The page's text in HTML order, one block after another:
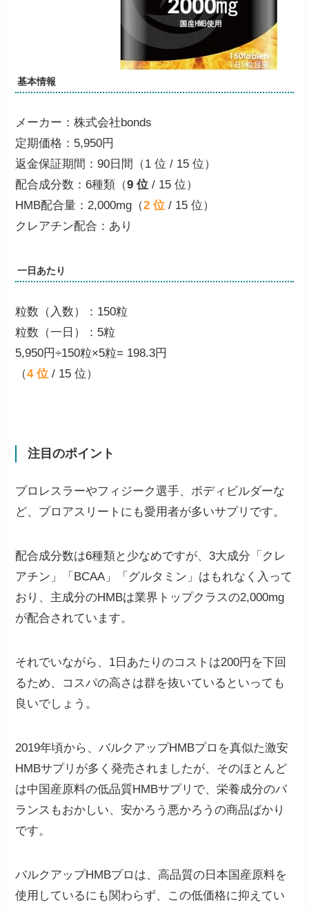
基本情報
メーカー：株式会社bonds
定期価格：5,950円
返金保証期間：90日間（1 位 / 15 位）
配合成分数：6種類（9 位 / 15 位）
HMB配合量：2,000mg（2 位 / 15 位）
クレアチン配合： あり
一日あたり
粒数（入数）：150粒
粒数（一日）：5粒
5,950円÷150粒×5粒= 198.3円
（4 位 / 15 位）
注目のポイント
プロレスラーやフィジーク選手、ボディビルダーな
ど、プロアスリートにも愛用者が多いサプリです。
配合成分数は6種類と少なめですが、3大成分「クレ
アチン」「BCAA」「グルタミン」はもれなく入って
おり、主成分のHMBは業界トップクラスの2,000mg
が配合されています。
それでいながら、 1日あたりのコストは200円を下回
るため、コスパの高さは群を抜いているといっても
良いでしょう。
2019年頃から、バルクアップHMBプロを真似た激安
HMBサプリが多く発売されましたが、そのほとんど
は中国産原料の低品質HMBサプリで、栄養成分のバ
ランスもおかしい、安かろう悪かろうの商品ばかり
です。
バルクアップHMBプロは、高品質の日本国産原料を
使用しているにも関わらず、この低価格に抑えてい